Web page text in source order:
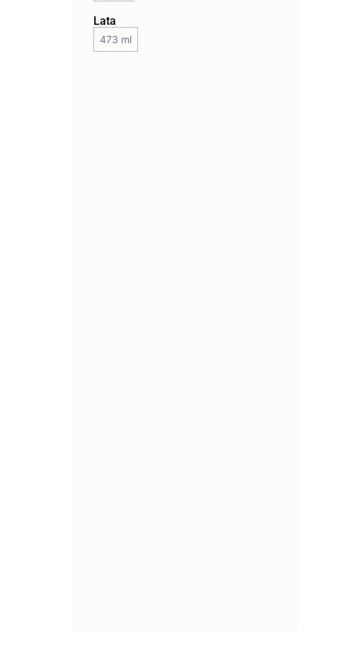
Lata
473 ml